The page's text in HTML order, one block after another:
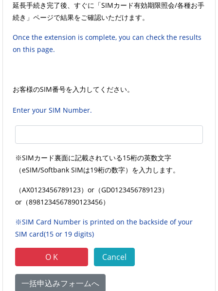
延長手続き完了後、すぐに「SIMカード有効期限照会/各種お手
続き」ページで結果をご確認いただけます。
Once the extension is complete, you can check the results
on this page.
お客様のSIM番号を入力してください。
Enter your SIM Number.
※SIMカード裏面に記載されている15桁の英数文字
（eSIM/Softbank SIMは19桁の数字）を入力します。
（AX0123456789123） or （GD0123456789123）
or （8981234567890123456）
※SIM Card Number is printed on the backside of your
SIM card(15 or 19 digits)
一括申込みフォ一ムへ